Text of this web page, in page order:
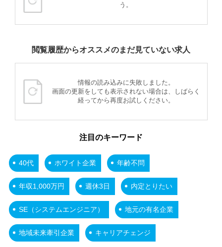
う。
閲覧履歴からオススメのまだ見ていない求人
情報の読み込みに失敗しました。
画面の更新をしても表示されない場合は、しばらく
経ってから再度お試しください。
注目のキーワード
40代 ホワイト企業 年齢不問
年収1,000万円 週休3日 内定とりたい
SE（システムエンジニア） 地元の有名企業
地域未来牽引企業 キャリアチェンジ